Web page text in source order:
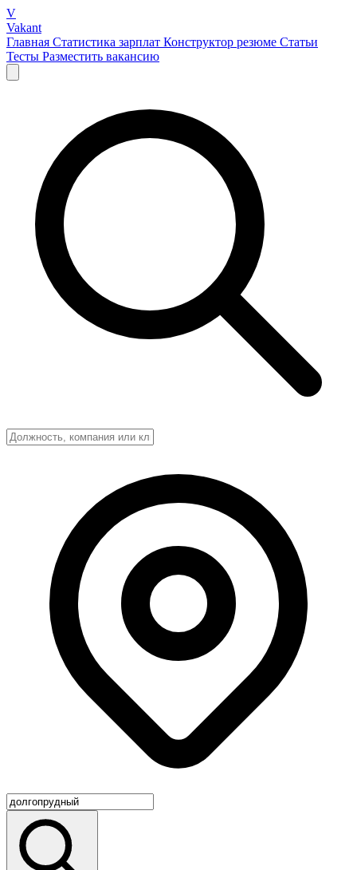
V
Vakant
Главная Статистика зарплат Конструктор резюме Статьи
Тесты Разместить вакансию